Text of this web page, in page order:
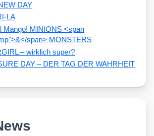
DAY
LA
Mango! MINIONS <span
span> MONSTERS
– wirklich super?
DAY – DER TAG DER WAHRHEIT